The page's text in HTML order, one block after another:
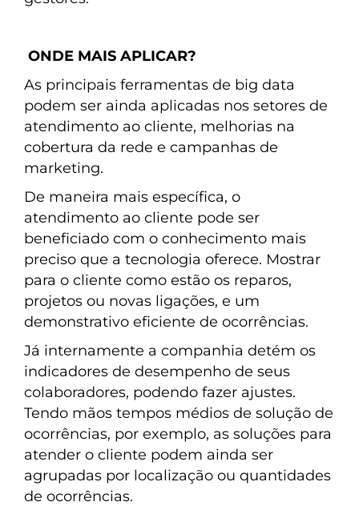
ONDE MAIS APLICAR?
As principais ferramentas de big data
podem ser ainda aplicadas nos setores de
atendimento ao cliente, melhorias na
cobertura da rede e campanhas de
marketing.
De maneira mais específica, o
atendimento ao cliente pode ser
beneficiado com o conhecimento mais
preciso que a tecnologia oferece. Mostrar
para o cliente como estão os reparos,
projetos ou novas ligações, e um
demonstrativo eficiente de ocorrências.
Já internamente a companhia detém os
indicadores de desempenho de seus
colaboradores, podendo fazer ajustes.
Tendo mãos tempos médios de solução de
ocorrências, por exemplo, as soluções para
atender o cliente podem ainda ser
agrupadas por localização ou quantidades
de ocorrências.